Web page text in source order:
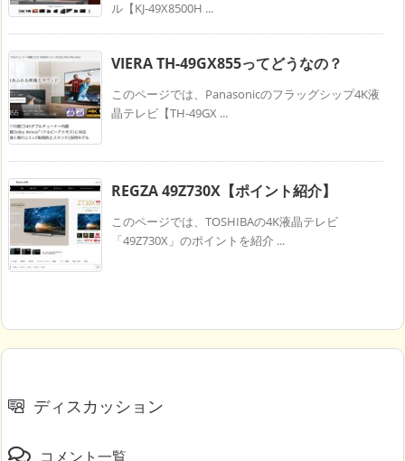
ル【KJ-49X8500H ...
VIERA TH-49GX855ってどうなの？
このページでは、Panasonicのフラッグシップ4K液
晶テレビ【TH-49GX ...
REGZA 49Z730X【ポイント紹介】
このページでは、TOSHIBAの4K液晶テレビ
「49Z730X」のポイントを紹介 ...
ディスカッション
コメント一覧